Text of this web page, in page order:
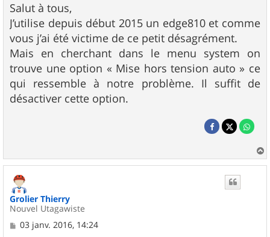
s
s
a
g
e
Salut à tous,
J’utilise depuis début 2015 un edge810 et comme
vous j’ai été victime de ce petit désagrément.
Mais en cherchant dans le menu system on
trouve une option « Mise hors tension auto » ce
qui ressemble à notre problème. Il suffit de
désactiver cette option.
a
Grolier Thierry
Nouvel Utagawiste
M
03 janv. 2016, 14:24